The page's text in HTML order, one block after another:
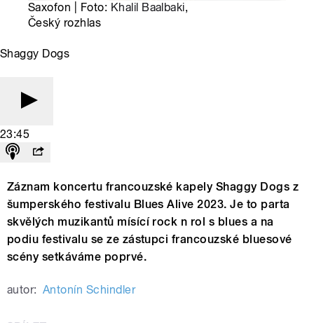
Saxofon | Foto: Khalil Baalbaki,
Český rozhlas
Shaggy Dogs
23:45
Záznam koncertu francouzské kapely Shaggy Dogs z
šumperského festivalu Blues Alive 2023. Je to parta
skvělých muzikantů mísící rock n rol s blues a na
podiu festivalu se ze zástupci francouzské bluesové
scény setkáváme poprvé.
autor: Antonín Schindler